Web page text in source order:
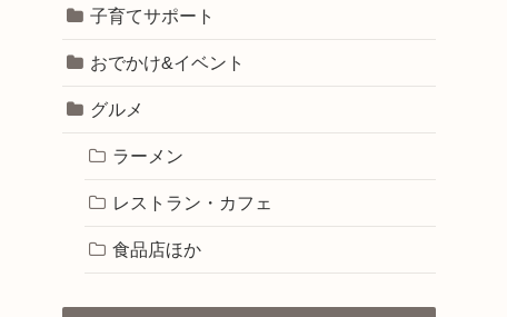
子育てサポート
おでかけ&イベント
グルメ
ラーメン
レストラン・カフェ
食品店ほか